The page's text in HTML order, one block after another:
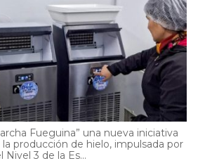
Fueguina” una nueva iniciativa
la producción de hielo, impulsada por
3 de la Es...